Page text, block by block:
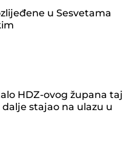
u Sesvetama
HDZ-ovog župana taj
stajao na ulazu u